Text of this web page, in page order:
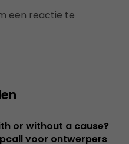
een reactie te
or without a cause?
voor ontwerpers